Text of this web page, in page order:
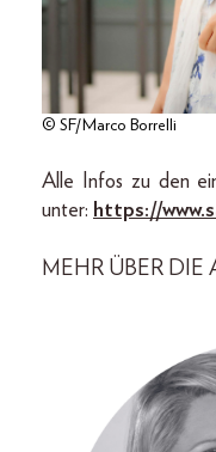
© SF/Marco Borrelli
Alle Infos zu den
unter: https://
MEHR ÜBER DIE